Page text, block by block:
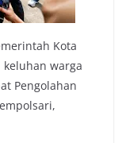
Kota
warga
Pengolahan